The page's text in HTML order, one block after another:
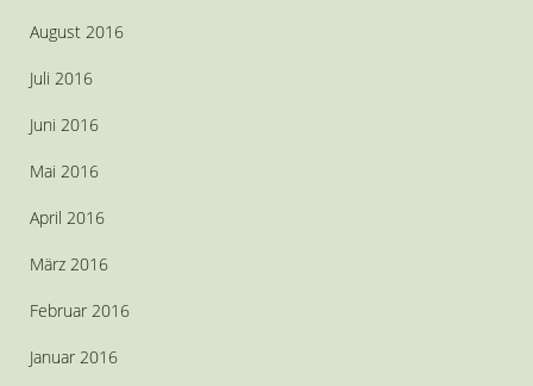
August 2016
Juli 2016
Juni 2016
Mai 2016
April 2016
März 2016
Februar 2016
Januar 2016